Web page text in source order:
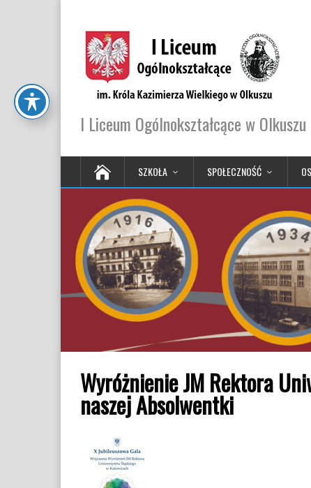
I Liceum Ogólnokształcące w Olkuszu
SZKOŁA SPOŁECZNOŚĆ
Wyróżnienie JM Rektora
naszej Absolwentki